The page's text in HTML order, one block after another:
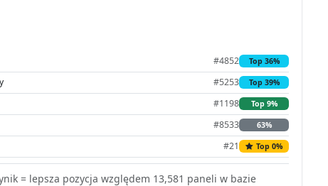
#4852 Top 36%
#5253 Top 39%
#1198 Top 9%
#8533 63%
#21 Top 0%
= lepsza pozycja względem 13,581 paneli w bazie